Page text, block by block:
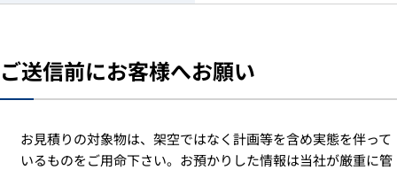
ご送信前にお客様へお願い
お見積りの対象物は、架空ではなく計画等を含め実態を伴って
いるものをご用命下さい。お預かりした情報は当社が厳重に管